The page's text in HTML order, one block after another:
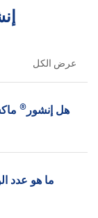
عرض الكل
هل إنشور®
ما هو عدد